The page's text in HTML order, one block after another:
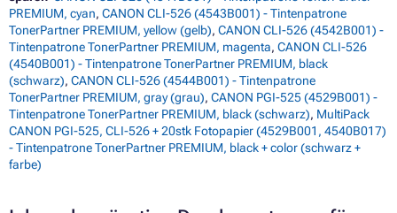
PREMIUM, cyan, CANON CLI-526 (4543B001) - Tintenpatrone
TonerPartner PREMIUM, yellow (gelb), CANON CLI-526 (4542B001) -
Tintenpatrone TonerPartner PREMIUM, magenta, CANON CLI-526
(4540B001) - Tintenpatrone TonerPartner PREMIUM, black
(schwarz), CANON CLI-526 (4544B001) - Tintenpatrone
TonerPartner PREMIUM, gray (grau), CANON PGI-525 (4529B001) -
Tintenpatrone TonerPartner PREMIUM, black (schwarz), MultiPack
CANON PGI-525, CLI-526 + 20stk Fotopapier (4529B001, 4540B017)
- Tintenpatrone TonerPartner PREMIUM, black + color (schwarz +
farbe)